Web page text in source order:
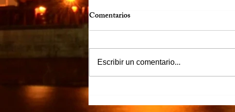
Comentarios
Escribir un comentario...